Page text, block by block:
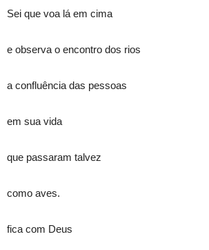
Sei que voa lá em cima
e observa o encontro dos rios
a confluência das pessoas
em sua vida
que passaram talvez
como aves.
fica com Deus